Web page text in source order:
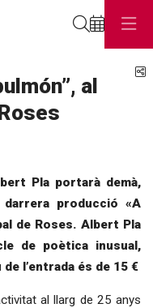
al
Pla portarà demà,
producció «A
de Roses. Albert Pla
de poètica inusual,
l’entrada és de 15 €
al llarg de 25 anys